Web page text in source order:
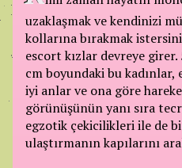
uzaklaşmak ve kendinizi
kollarına bırakmak
escort kızlar devreye girer.
cm boyundaki bu
iyi anlar ve ona göre
görünüşünün yanı sıra
egzotik çekicilikleri ile de
ulaştırmanın kapılarını